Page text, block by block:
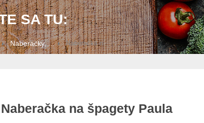
SA TU:
Naberačky, ... Naberačka n...
Naberačka na špagety Paula